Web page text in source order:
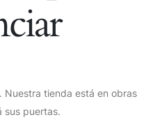
Nuestra tienda está en obras
sus puertas.